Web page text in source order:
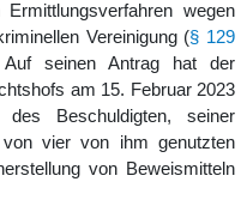
wegen
Vereinigung (§ 129
seinen Antrag hat der
am 15. Februar 2023
Beschuldigten, seiner
vier von ihm genutzten
von Beweismitteln